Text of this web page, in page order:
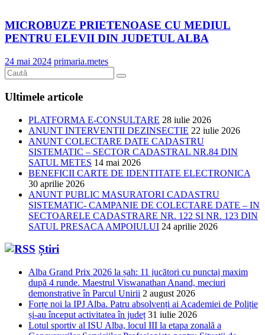
MICROBUZE PRIETENOASE CU MEDIUL
PENTRU ELEVII DIN JUDETUL ALBA
24 mai 2024 primaria.metes
Ultimele articole
PLATFORMA E-CONSULTARE 28 iulie 2026
ANUNT INTERVENTII DEZINSECTIE 22 iulie 2026
ANUNT COLECTARE DATE CADASTRU
SISTEMATIC – SECTOR CADASTRAL NR.84 DIN
SATUL METES 14 mai 2026
BENEFICII CARTE DE IDENTITATE ELECTRONICA
30 aprilie 2026
ANUNT PUBLIC MASURATORI CADASTRU
SISTEMATIC- CAMPANIE DE COLECTARE DATE – IN
SECTOARELE CADASTRARE NR. 122 SI NR. 123 DIN
SATUL PRESACA AMPOIULUI 24 aprilie 2026
Știri
Alba Grand Prix 2026 la șah: 11 jucători cu punctaj maxim
după 4 runde. Maestrul Viswanathan Anand, meciuri
demonstrative în Parcul Unirii 2 august 2026
Forțe noi la IPJ Alba. Patru absolvenți ai Academiei de Poliție
și-au început activitatea în județ 31 iulie 2026
Lotul sportiv al ISU Alba, locul III la etapa zonală a